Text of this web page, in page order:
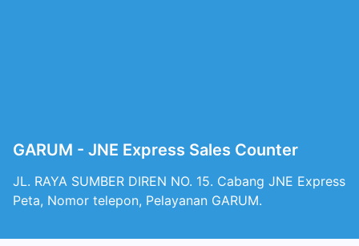
GARUM - JNE Express Sales Counter
JL. RAYA SUMBER DIREN NO. 15. Cabang JNE Express
Peta, Nomor telepon, Pelayanan GARUM.